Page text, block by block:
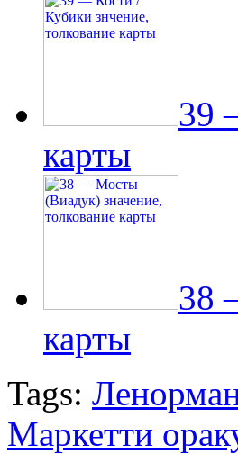
39
карты
38
карты
Tags:
Маркетти